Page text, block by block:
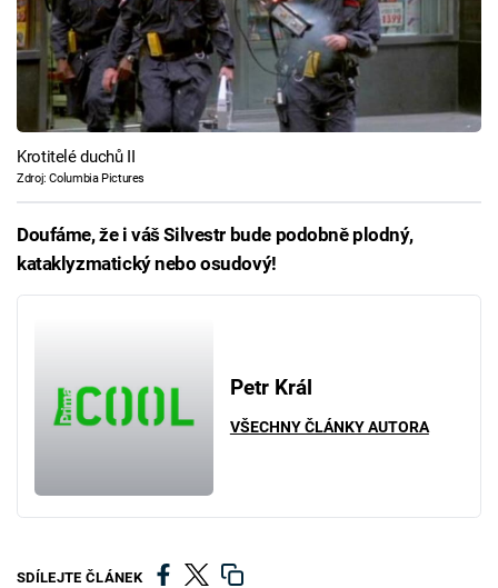
Krotitelé duchů II
Zdroj: Columbia Pictures
Doufáme, že i váš Silvestr bude podobně plodný,
kataklyzmatický nebo osudový!
Petr Král
VŠECHNY ČLÁNKY AUTORA
SDÍLEJTE ČLÁNEK